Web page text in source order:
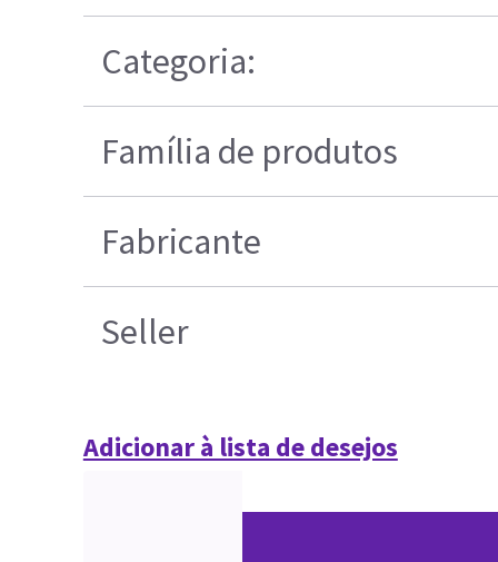
Categoria:
Família de produtos
Fabricante
Seller
Adicionar à lista de desejos